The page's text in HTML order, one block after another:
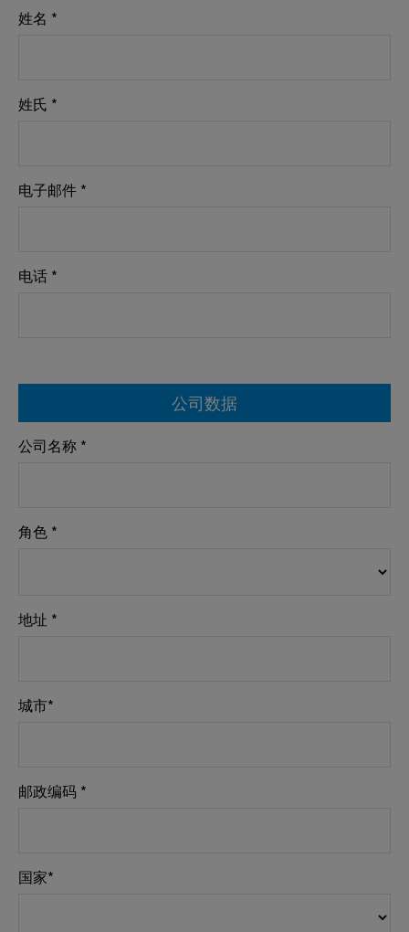
姓名 *
姓氏 *
电子邮件 *
电话 *
公司数据
公司名称 *
角色 *
地址 *
城市*
邮政编码 *
国家*